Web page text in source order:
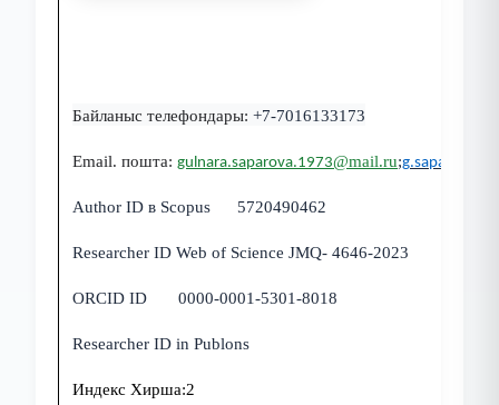
Байланыс телефондары: +7-7016133173
Email. пошта: gulnara.saparova.1973@mail.ru;g.saparova
Author ID в Scopus 5720490462
Researcher ID Web of Science JMQ- 4646-2023
ORCID ID 0000-0001-5301-8018
Researcher ID in Publons
Индекс Хирша:2